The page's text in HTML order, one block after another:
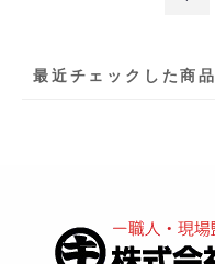
最近チェックした商品